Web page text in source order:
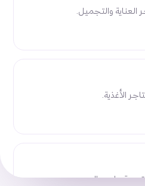
العناية والتجميل.
الأغذية.
ما بعد البيع.